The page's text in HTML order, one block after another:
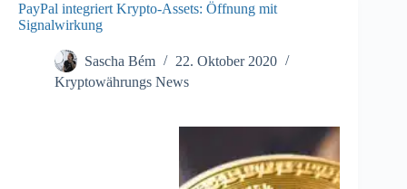
PayPal integriert Krypto-Assets: Öffnung mit
Signalwirkung
Sascha Bém
22. Oktober 2020
Kryptowährungs News